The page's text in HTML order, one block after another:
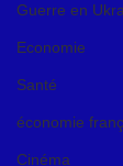
Guerre en
Economie
Santé
économie
Cinéma